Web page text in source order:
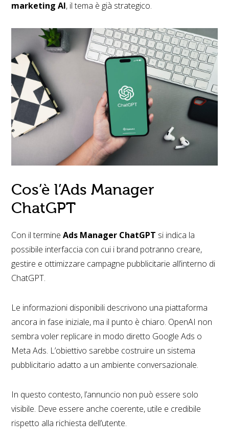
marketing AI, il tema è già strategico.
Cos’è l’Ads Manager
ChatGPT
Con il termineAds Manager ChatGPT si indica la
possibile interfaccia con cui i brand potranno creare,
gestire e ottimizzare campagne pubblicitarie all’interno di
ChatGPT.
Le informazioni disponibili descrivono una piattaforma
ancora in fase iniziale, ma il punto è chiaro. OpenAI non
sembra voler replicare in modo diretto Google Ads o
Meta Ads. L’obiettivo sarebbe costruire un sistema
pubblicitario adatto a un ambiente conversazionale.
In questo contesto, l’annuncio non può essere solo
visibile. Deve essere anche coerente, utile e credibile
rispetto alla richiesta dell’utente.